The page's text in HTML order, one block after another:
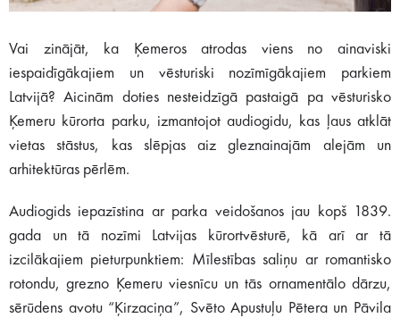
Vai zinājāt, ka Ķemeros atrodas viens no ainaviski
iespaidīgākajiem un vēsturiski nozīmīgākajiem parkiem
Latvijā? Aicinām doties nesteidzīgā pastaigā pa vēsturisko
Ķemeru kūrorta parku, izmantojot audiogidu, kas ļaus atklāt
vietas stāstus, kas slēpjas aiz gleznainajām alejām un
arhitektūras pērlēm.
Audiogids iepazīstina ar parka veidošanos jau kopš 1839.
gada un tā nozīmi Latvijas kūrortvēsturē, kā arī ar tā
izcilākajiem pieturpunktiem: Mīlestības saliņu ar romantisko
rotondu, grezno Ķemeru viesnīcu un tās ornamentālo dārzu,
sērūdens avotu “Ķirzaciņa”, Svēto Apustuļu Pētera un Pāvila